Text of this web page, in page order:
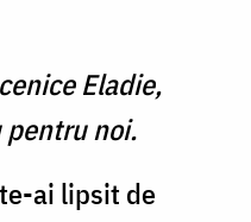
Eladie,
pentru noi.
ai lipsit de